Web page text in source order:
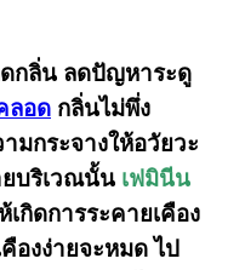
กลิ่น ลดปัญหาระดู
ลอด กลิ่นไม่พึ่ง
มกระจางให้อวัยวะ
บริเวณนั้น เฟมินีน
กิดการระคายเคือง
องง่ายจะหมด ไป